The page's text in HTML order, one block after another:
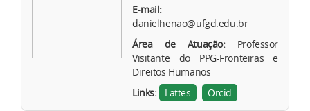
E-mail:
danielhenao@ufgd.edu.br
Área de Atuação:
Professor
Visitante do PPG-Fronteiras e
Direitos Humanos
Links:
Lattes Orcid